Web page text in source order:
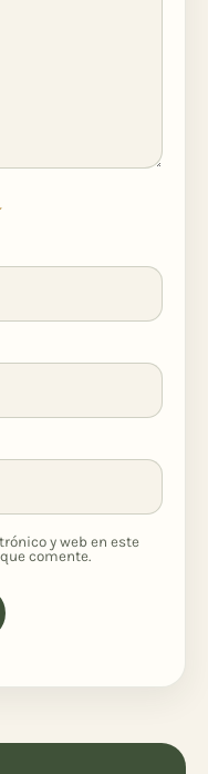
y web en este
comente.